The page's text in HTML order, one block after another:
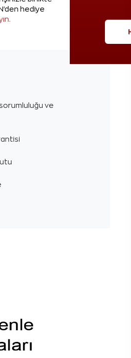
hediye
ve